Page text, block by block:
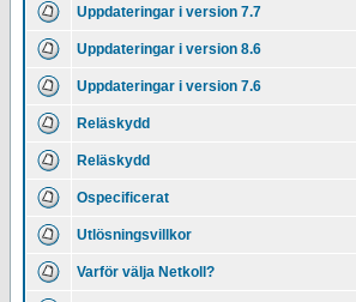
Uppdateringar i version 7.7
Uppdateringar i version 8.6
Uppdateringar i version 7.6
Reläskydd
Reläskydd
Ospecificerat
Utlösningsvillkor
Varför välja Netkoll?